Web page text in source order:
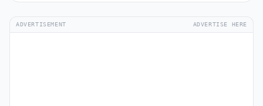
ADVERTISEMENT ADVERTISE HERE